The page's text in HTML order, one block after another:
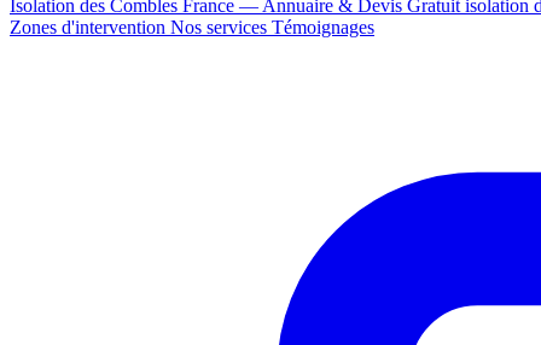
Isolation des Combles France — Annuaire & Devis Gratuit isolation
Zones d'intervention Nos services Témoignages